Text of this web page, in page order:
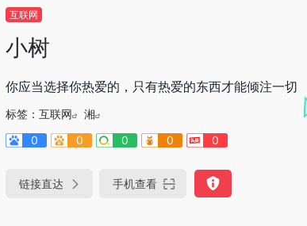
互联网
小树
你应当选择你热爱的，只有热爱的东西才能倾注一切
标签： 互联网
湘
0
0 0 0 0
链接直达 手机查看